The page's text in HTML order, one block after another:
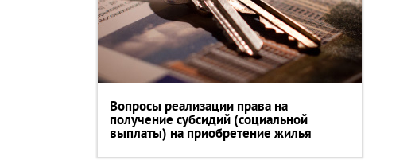
Вопросы реализации права на
получение субсидий (социальной
выплаты) на приобретение жилья